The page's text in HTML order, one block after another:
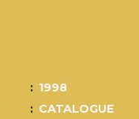
1998
CATALOGUE